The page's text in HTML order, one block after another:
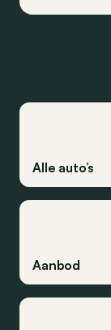
Alle auto’s
Aanbod